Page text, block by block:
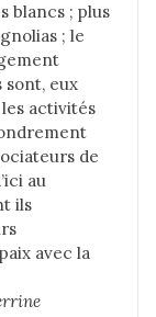
blancs ; plus
; le
sont, eux
activités
de
au
ils
avec la